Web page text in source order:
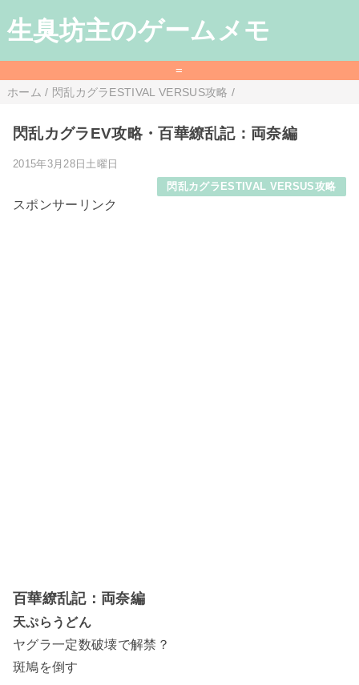
生臭坊主のゲームメモ
=
ホーム / 閃乱カグラESTIVAL VERSUS攻略 /
閃乱カグラEV攻略・百華繚乱記：両奈編
2015年3月28日土曜日
閃乱カグラESTIVAL VERSUS攻略
スポンサーリンク
百華繚乱記：両奈編
天ぷらうどん
ヤグラ一定数破壊で解禁？
斑鳩を倒す